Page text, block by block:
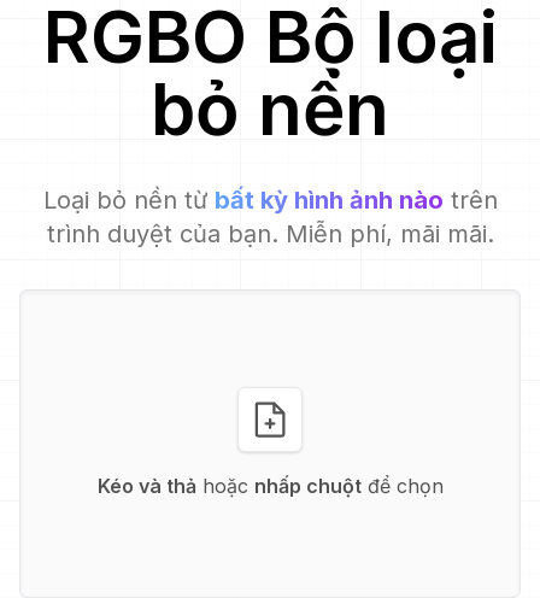
RGBO Bộ loại
bỏ nền
Loại bỏ nền từ bất kỳ hình ảnh nào trên
trình duyệt của bạn. Miễn phí, mãi mãi.
Kéo và thả hoặc nhấp chuộtđể chọn